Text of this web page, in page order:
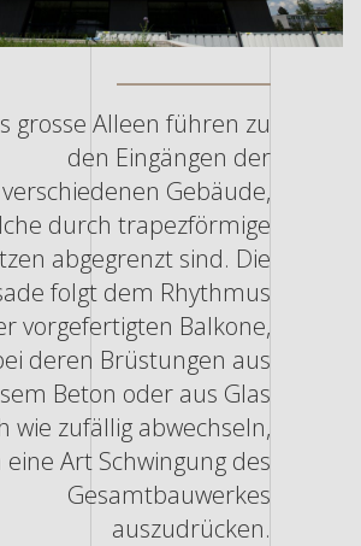
grosse Alleen führen zu
den Eingängen der
verschiedenen Gebäude,
durch trapezförmige
abgegrenzt sind. Die
folgt dem Rhythmus
vorgefertigten Balkone,
deren Brüstungen aus
Beton oder aus Glas
wie zufällig abwechseln,
eine Art Schwingung des
Gesamtbauwerkes
auszudrücken.